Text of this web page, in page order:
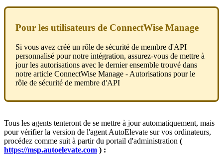
Pour les utilisateurs de ConnectWise Manage
Si vous avez créé un rôle de sécurité de membre d'API
personnalisé pour notre intégration, assurez-vous de mettre à
jour les autorisations avec le dernier ensemble trouvé dans
notre article ConnectWise Manage - Autorisations pour le
rôle de sécurité de membre d'API
Tous les agents tenteront de se mettre à jour automatiquement, mais
pour vérifier la version de l'agent AutoElevate sur vos ordinateurs,
procédez comme suit à partir du portail d'administration (
https://msp.autoelevate.com ) :